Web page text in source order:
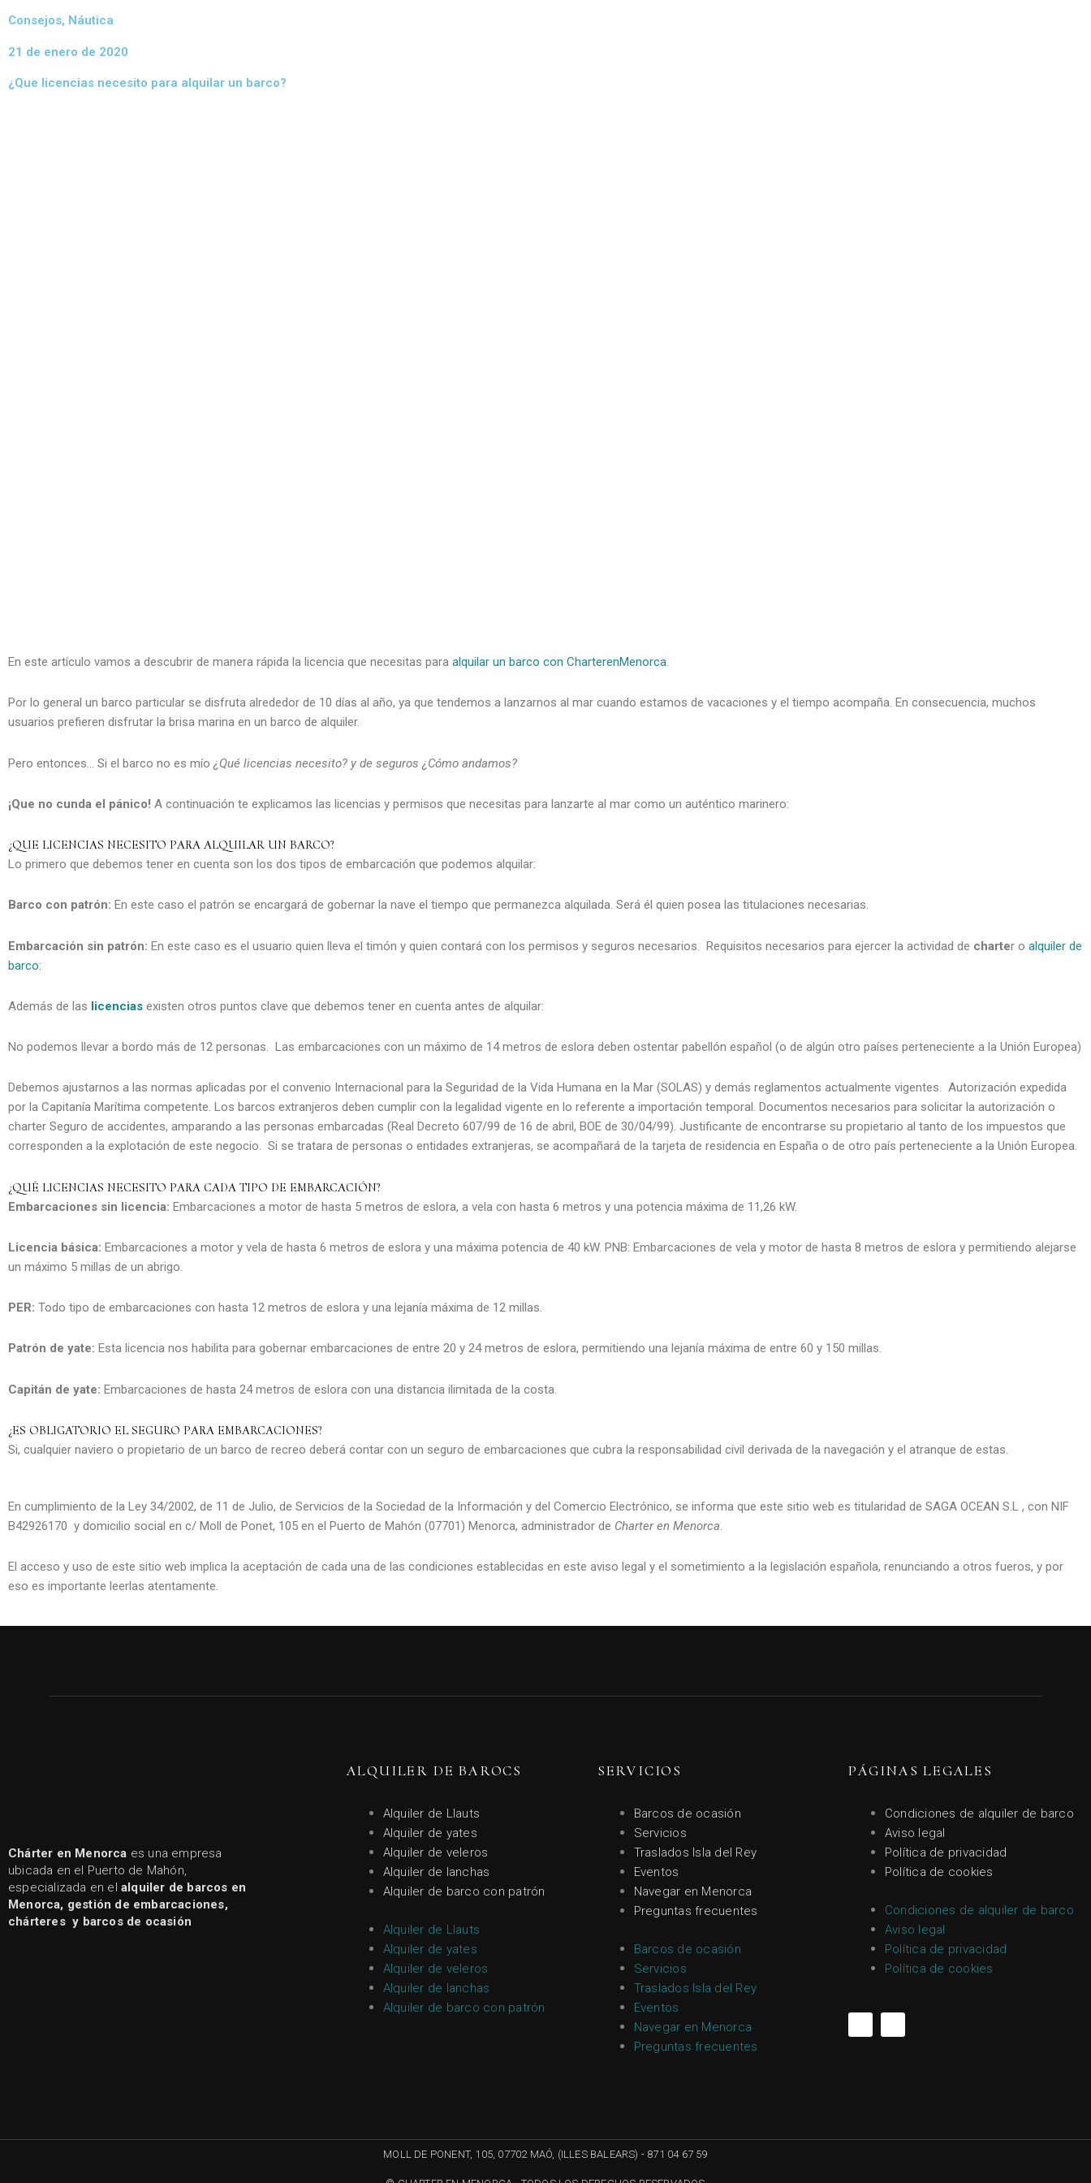
Consejos, Náutica
21 de enero de 2020
¿Que licencias necesito para alquilar un barco?
En este artículo vamos a descubrir de manera rápida la licencia que necesitas para alquilar un barco con CharterenMenorca.
Por lo general un barco particular se disfruta alrededor de 10 días al año, ya que tendemos a lanzarnos al mar cuando estamos de vacaciones y el tiempo acompaña. En consecuencia, muchos
usuarios prefieren disfrutar la brisa marina en un barco de alquiler.
Pero entonces… Si el barco no es mío ¿Qué licencias necesito? y de seguros ¿Cómo andamos?
¡Que no cunda el pánico! A continuación te explicamos las licencias y permisos que necesitas para lanzarte al mar como un auténtico marinero:
¿QUE LICENCIAS NECESITO PARA ALQUILAR UN BARCO?
Lo primero que debemos tener en cuenta son los dos tipos de embarcación que podemos alquilar:
Barco con patrón: En este caso el patrón se encargará de gobernar la nave el tiempo que permanezca alquilada. Será él quien posea las titulaciones necesarias.
Embarcación sin patrón: En este caso es el usuario quien lleva el timón y quien contará con los permisos y seguros necesarios. Requisitos necesarios para ejercer la actividad de charter o alquiler de
barco:
Además de las licencias existen otros puntos clave que debemos tener en cuenta antes de alquilar:
No podemos llevar a bordo más de 12 personas. Las embarcaciones con un máximo de 14 metros de eslora deben ostentar pabellón español (o de algún otro países perteneciente a la Unión Europea)
Debemos ajustarnos a las normas aplicadas por el convenio Internacional para la Seguridad de la Vida Humana en la Mar (SOLAS) y demás reglamentos actualmente vigentes. Autorización expedida
por la Capitanía Marítima competente. Los barcos extranjeros deben cumplir con la legalidad vigente en lo referente a importación temporal. Documentos necesarios para solicitar la autorización o
charter Seguro de accidentes, amparando a las personas embarcadas (Real Decreto 607/99 de 16 de abril, BOE de 30/04/99). Justificante de encontrarse su propietario al tanto de los impuestos que
corresponden a la explotación de este negocio. Si se tratara de personas o entidades extranjeras, se acompañará de la tarjeta de residencia en España o de otro país perteneciente a la Unión Europea.
¿QUÉ LICENCIAS NECESITO PARA CADA TIPO DE EMBARCACIÓN?
Embarcaciones sin licencia: Embarcaciones a motor de hasta 5 metros de eslora, a vela con hasta 6 metros y una potencia máxima de 11,26 kW.
Licencia básica: Embarcaciones a motor y vela de hasta 6 metros de eslora y una máxima potencia de 40 kW. PNB: Embarcaciones de vela y motor de hasta 8 metros de eslora y permitiendo alejarse
un máximo 5 millas de un abrigo.
PER: Todo tipo de embarcaciones con hasta 12 metros de eslora y una lejanía máxima de 12 millas.
Patrón de yate: Esta licencia nos habilita para gobernar embarcaciones de entre 20 y 24 metros de eslora, permitiendo una lejanía máxima de entre 60 y 150 millas.
Capitán de yate: Embarcaciones de hasta 24 metros de eslora con una distancia ilimitada de la costa.
¿ES OBLIGATORIO EL SEGURO PARA EMBARCACIONES?
Si, cualquier naviero o propietario de un barco de recreo deberá contar con un seguro de embarcaciones que cubra la responsabilidad civil derivada de la navegación y el atranque de estas.
En cumplimiento de la Ley 34/2002, de 11 de Julio, de Servicios de la Sociedad de la Información y del Comercio Electrónico, se informa que este sitio web es titularidad de SAGA OCEAN S.L , con NIF
B42926170 y domicilio social en c/ Moll de Ponet, 105 en el Puerto de Mahón (07701) Menorca, administrador de Charter en Menorca.
El acceso y uso de este sitio web implica la aceptación de cada una de las condiciones establecidas en este aviso legal y el sometimiento a la legislación española, renunciando a otros fueros, y por
eso es importante leerlas atentamente.
Chárter en Menorca es una empresa
ubicada en el Puerto de Mahón,
especializada en el alquiler de barcos en
Menorca, gestión de embarcaciones,
chárteres y barcos de ocasión
ALQUILER DE BAROCS
Alquiler de Llauts
Alquiler de yates
Alquiler de veleros
Alquiler de lanchas
Alquiler de barco con patrón
Alquiler de Llauts
Alquiler de yates
Alquiler de veleros
Alquiler de lanchas
Alquiler de barco con patrón
SERVICIOS
Barcos de ocasión
Servicios
Traslados Isla del Rey
Eventos
Navegar en Menorca
Preguntas frecuentes
Barcos de ocasión
Servicios
Traslados Isla del Rey
Eventos
Navegar en Menorca
Preguntas frecuentes
PÁGINAS LEGALES
Condiciones de alquiler de barco
Aviso legal
Política de privacidad
Política de cookies
Condiciones de alquiler de barco
Aviso legal
Política de privacidad
Política de cookies
F
a
o
n
r
MOLL DE PONENT, 105, 07702 MAÓ, (ILLES BALEARS) - 871 04 67 59